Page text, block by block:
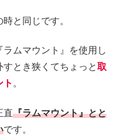
と同じです。
ムマウント』を使用し
とき狭くてちょっと取
ト 。
直『ラムマウント』とと
です。